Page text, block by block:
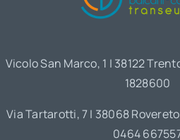
Vicolo San Marco, 1 | 38122
1828600
Via Tartarotti, 7 | 38068
0464